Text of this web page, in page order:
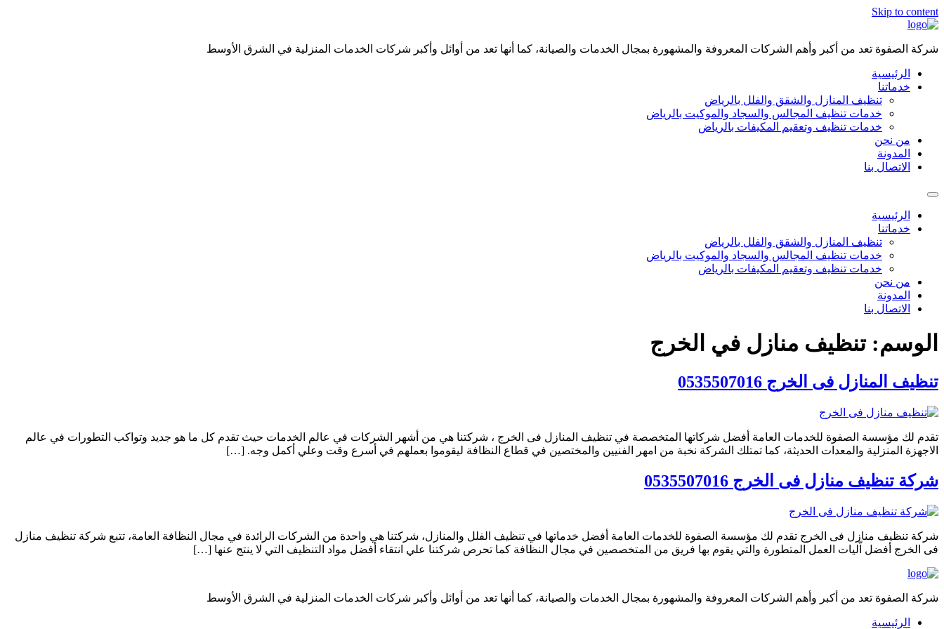
Skip to content
شركة الصفوة تعد من أكبر وأهم الشركات المعروفة والمشهورة بمجال الخدمات والصيانة، كما أنها تعد من أوائل وأكبر شركات الخدمات المنزلية في الشرق الأوسط
الرئيسية
خدماتنا
تنظيف المنازل والشقق والفلل بالرياض
خدمات تنظيف المجالس والسجاد والموكيت بالرياض
خدمات تنظيف وتعقيم المكيفات بالرياض
من نحن
المدونة
الاتصال بنا
الرئيسية
خدماتنا
تنظيف المنازل والشقق والفلل بالرياض
خدمات تنظيف المجالس والسجاد والموكيت بالرياض
خدمات تنظيف وتعقيم المكيفات بالرياض
من نحن
المدونة
الاتصال بنا
الوسم:تنظيف منازل في الخرج
تنظيف المنازل فى الخرج 0535507016
تقدم لك مؤسسة الصفوة للخدمات العامة أفضل شركاتها المتخصصة في تنظيف المنازل فى الخرج ، شركتنا هي من أشهر الشركات في عالم الخدمات حيث تقدم كل ما هو جديد وتواكب التطورات في عالم
الاجهزة المنزلية والمعدات الحديثة، كما تمتلك الشركة نخبة من امهر الفنيين والمختصين في قطاع النظافة ليقوموا بعملهم في أسرع وقت وعلي أكمل وجه. […]
شركة تنظيف منازل فى الخرج 0535507016
شركة تنظيف منازل فى الخرج تقدم لك مؤسسة الصفوة للخدمات العامة أفضل خدماتها في تنظيف الفلل والمنازل، شركتنا هي واحدة من الشركات الرائدة في مجال النظافة العامة، تتبع شركة تنظيف منازل
فى الخرج أفضل اّليات العمل المتطورة والتي يقوم بها فريق من المتخصصين في مجال النظافة كما تحرص شركتنا علي انتقاء أفضل مواد التنظيف التي لا ينتج عنها […]
شركة الصفوة تعد من أكبر وأهم الشركات المعروفة والمشهورة بمجال الخدمات والصيانة، كما أنها تعد من أوائل وأكبر شركات الخدمات المنزلية في الشرق الأوسط
الرئيسية